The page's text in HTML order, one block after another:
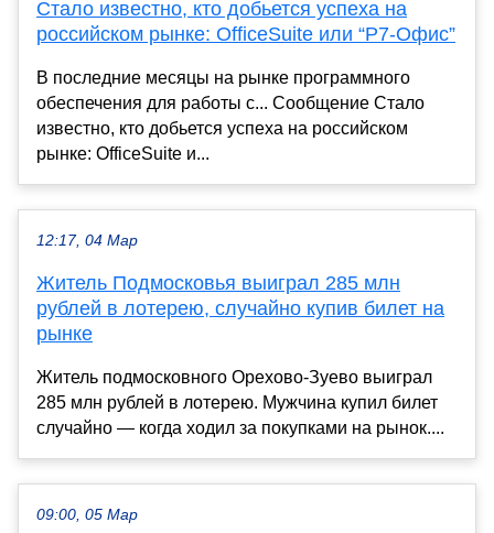
Стало известно, кто добьется успеха на
российском рынке: OfficeSuite или “Р7-Офис”
В последние месяцы на рынке программного
обеспечения для работы с... Сообщение Стало
известно, кто добьется успеха на российском
рынке: OfficeSuite и...
12:17, 04 Мар
Житель Подмосковья выиграл 285 млн
рублей в лотерею, случайно купив билет на
рынке
Житель подмосковного Орехово-Зуево выиграл
285 млн рублей в лотерею. Мужчина купил билет
случайно — когда ходил за покупками на рынок....
09:00, 05 Мар